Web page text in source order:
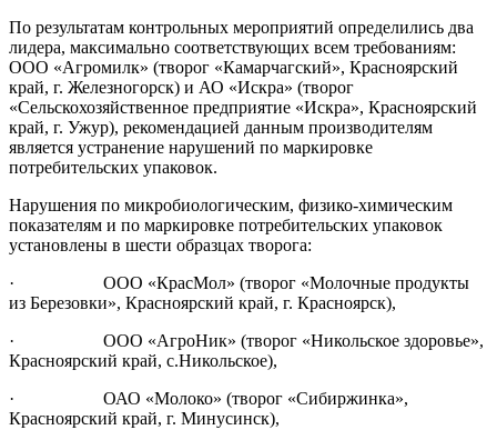
По результатам контрольных мероприятий определились два
лидера, максимально соответствующих всем требованиям:
ООО «Агромилк» (творог «Камарчагский», Красноярский
край, г. Железногорск) и АО «Искра» (творог
«Сельскохозяйственное предприятие «Искра», Красноярский
край, г. Ужур), рекомендацией данным производителям
является устранение нарушений по маркировке
потребительских упаковок.
Нарушения по микробиологическим, физико-химическим
показателям и по маркировке потребительских упаковок
установлены в шести образцах творога:
· ООО «КрасМол» (творог «Молочные продукты
из Березовки», Красноярский край, г. Красноярск),
· ООО «АгроНик» (творог «Никольское здоровье»,
Красноярский край, с.Никольское),
· ОАО «Молоко» (творог «Сибиржинка»,
Красноярский край, г. Минусинск),